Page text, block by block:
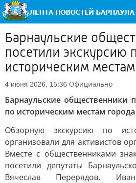
Барнаульские
посетили экскурсию
историческим
4 июня 2026, 15:36 Официально
Барнаульские общественники
по историческим местам города
Обзорную экскурсию по
организовали для активистов
Вместе с общественниками
посетили депутаты
Вячеслав Перерядов,